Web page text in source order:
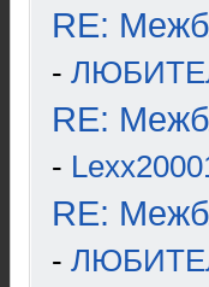
RE:
-
RE:
-
RE:
-